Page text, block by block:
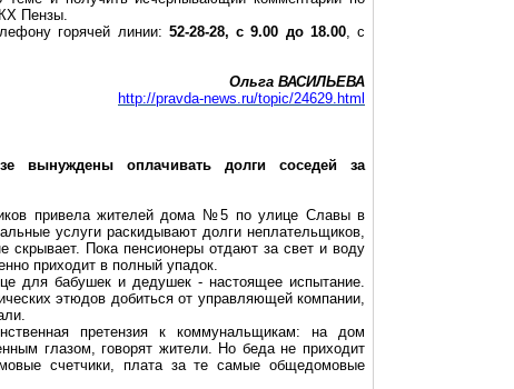
Пензы.
горячей линии: 52-28-28, с 9.00 до 18.00, с
Ольга ВАСИЛЬЕВА
http://pravda-news.ru/topic/24629.html
оплачивать долги соседей за
привела жителей дома №5 по улице Славы в
услуги раскидывают долги неплательщиков,
скрывает. Пока пенсионеры отдают за свет и воду
приходит в полный упадок.
для бабушек и дедушек - настоящее испытание.
этюдов добиться от управляющей компании,
претензия к коммунальщикам: на дом
глазом, говорят жители. Но беда не приходит
счетчики, плата за те самыеобщедомовые